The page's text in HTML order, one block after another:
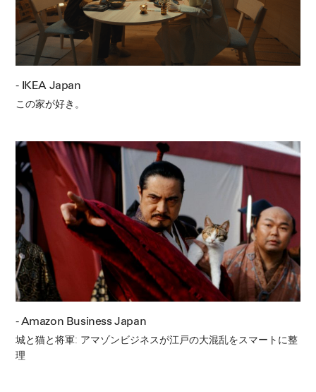
- IKEA Japan
この家が好き。
- Amazon Business Japan
城と猫と将軍: アマゾンビジネスが江戸の大混乱をスマートに整
理